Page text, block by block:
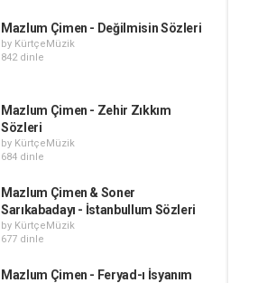
Mazlum Çimen - Değilmisin Sözleri
by KürtçeMüzik
842 dinle
Mazlum Çimen - Zehir Zıkkım
Sözleri
by KürtçeMüzik
684 dinle
Mazlum Çimen & Soner
Sarıkabadayı - İstanbullum Sözleri
by KürtçeMüzik
677 dinle
Mazlum Çimen - Feryad-ı İsyanım